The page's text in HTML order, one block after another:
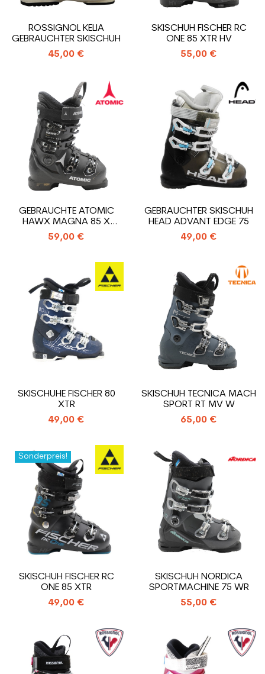
ROSSIGNOL KELIA
GEBRAUCHTER SKISCHUH
45,00 €
SKISCHUH FISCHER RC
ONE 85 XTR HV
55,00 €
GEBRAUCHTE ATOMIC
HAWX MAGNA 85 X
SKISCHUHE
59,00 €
GEBRAUCHTER SKISCHUH
HEAD ADVANT EDGE 75
49,00 €
SKISCHUHE FISCHER 80
XTR
49,00 €
SKISCHUH TECNICA MACH
SPORT RT MV W
65,00 €
SKISCHUH FISCHER RC
ONE 85 XTR
49,00 €
Sonderpreis!
SKISCHUH NORDICA
SPORTMACHINE 75 WR
55,00 €